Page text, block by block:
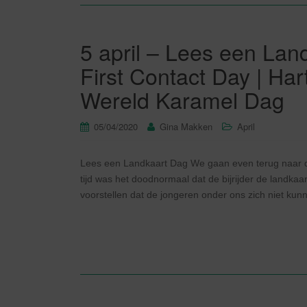
5 april – Lees een
First Contact Day |
Wereld Karamel Dag
05/04/2020 Gina Makken April
Lees een Landkaart Dag We gaan even terug
tijd was het doodnormaal dat de bijrijder de
voorstellen dat de jongeren onder ons zich niet